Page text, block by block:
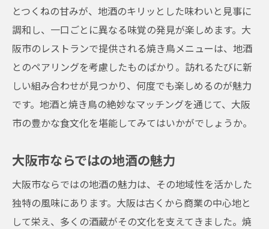
とつくねの甘みが、地酒のキリッとした味わいと見事に
調和し、一口ごとに異なる味覚の発見が楽しめます。大
阪市のレストランで提供される焼き鳥メニューは、地酒
とのペアリングを考慮したものばかり。訪れるたびに新
しい組み合わせが見つかり、何度でも楽しめるのが魅力
です。地酒と焼き鳥の絶妙なマッチングを通じて、大阪
市の豊かな食文化を堪能してみてはいかがでしょうか。
大阪市ならではの地酒の魅力
大阪市ならではの地酒の魅力は、その地域性を活かした
独特の風味にあります。大阪は古くから商業の中心地と
して栄え、多くの酒蔵がその文化を支えてきました。焼